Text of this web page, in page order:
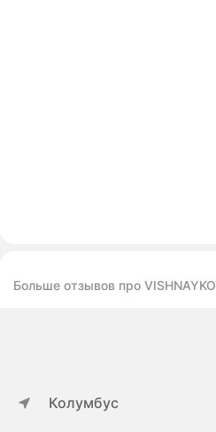
Больше отзывов про
Колумбус